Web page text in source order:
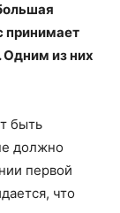
принимает
Одним из них
быть
должно
первой
что